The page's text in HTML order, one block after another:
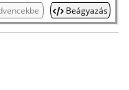
Beágyazás